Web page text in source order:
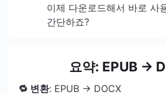
이제 다운로드해서 바로 사
간단하죠?
요약: EPUB →
🔁 변환: EPUB → DOCX